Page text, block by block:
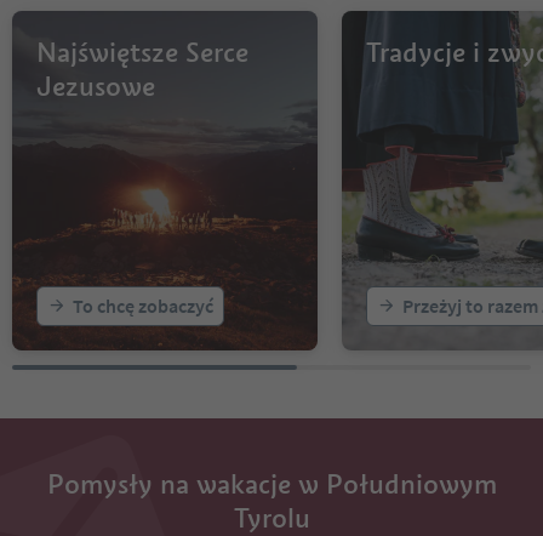
6:00 p.m.
Najświętsze Serce
Jezusowe
To chcę zobaczyć
Tradycje i
Przeżyj to razem
Pomysły na wakacje w Południowym
Tyrolu